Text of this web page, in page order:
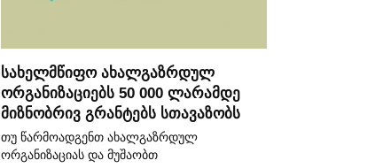
სახელმწიფო ახალგაზრდულ
ორგანიზაციებს 50 000 ლარამდე
მიზნობრივ გრანტებს სთავაზობს
თუ წარმოადგენთ ახალგაზრდულ
ორგანიზაციას და მუშაობთ